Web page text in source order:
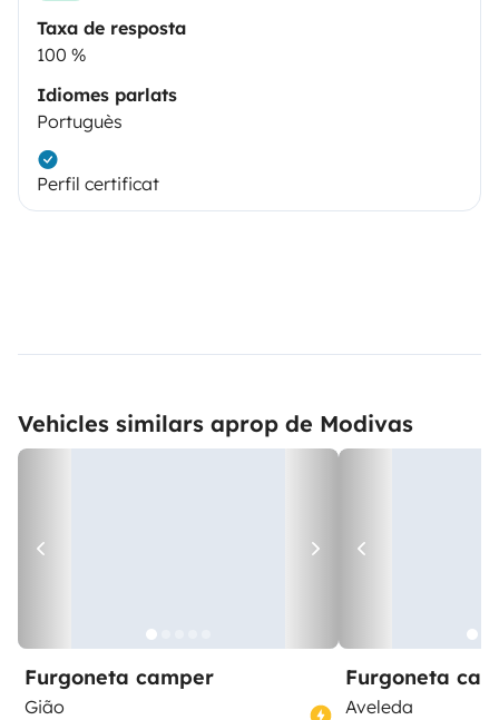
Taxa de resposta
100 %
Idiomes parlats
Portuguès
Perfil certificat
Vehicles similars aprop de Modivas
Furgoneta camper
Gião
Furgoneta
Aveleda